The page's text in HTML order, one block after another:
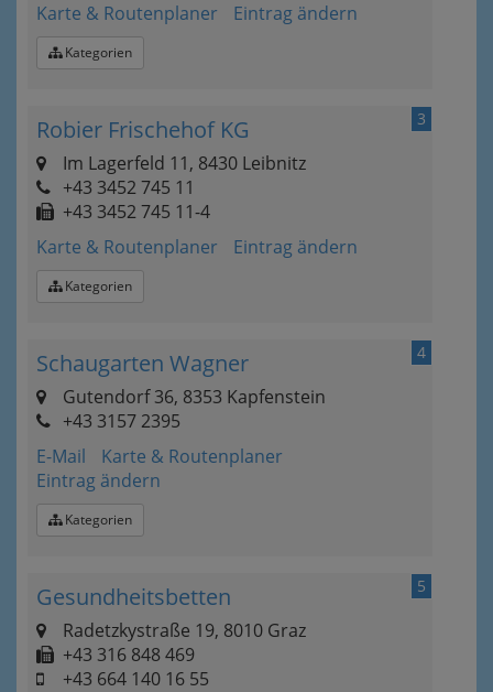
Karte & Routenplaner
Eintrag ändern
Kategorien
3
Robier Frischehof KG
Im Lagerfeld 11, 8430 Leibnitz
+43 3452 745 11
+43 3452 745 11-4
Karte & Routenplaner
Eintrag ändern
Kategorien
4
Schaugarten Wagner
Gutendorf 36, 8353 Kapfenstein
+43 3157 2395
E-Mail
Karte & Routenplaner
Eintrag ändern
Kategorien
5
Gesundheitsbetten
Radetzkystraße 19, 8010 Graz
+43 316 848 469
+43 664 140 16 55